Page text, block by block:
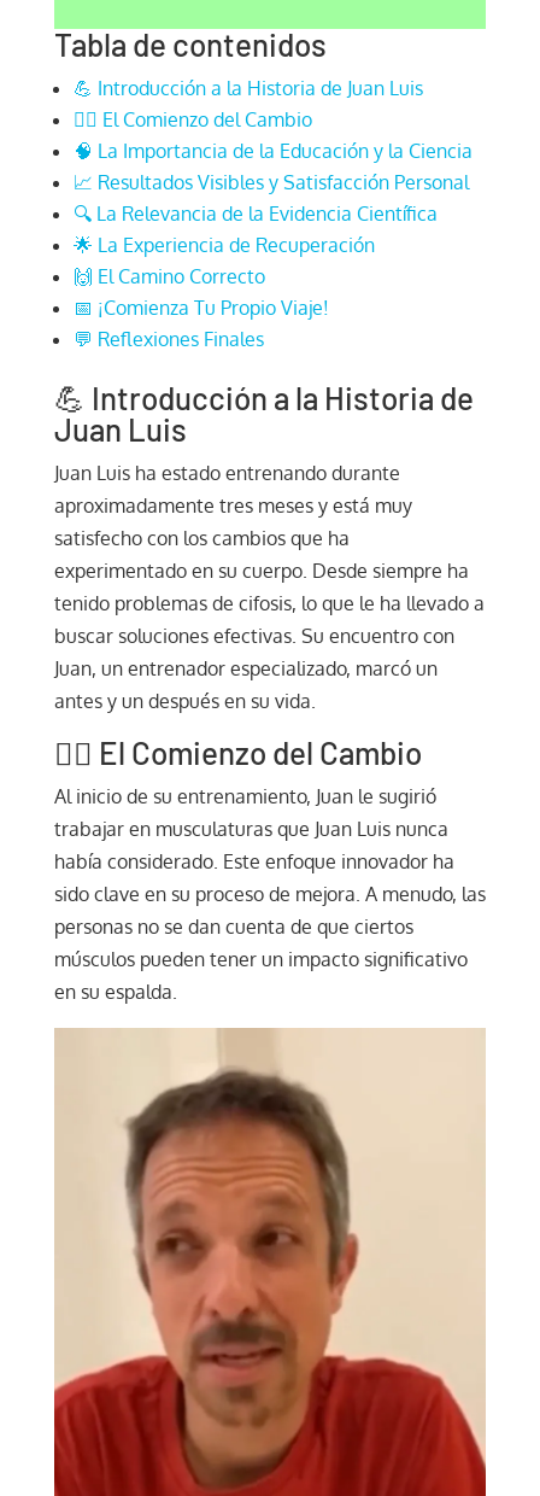
Tabla de contenidos
💪 Introducción a la Historia de Juan Luis
🏋️‍♂️ El Comienzo del Cambio
🧠 La Importancia de la Educación y la Ciencia
📈 Resultados Visibles y Satisfacción Personal
🔍 La Relevancia de la Evidencia Científica
🌟 La Experiencia de Recuperación
🙌 El Camino Correcto
📅 ¡Comienza Tu Propio Viaje!
💬 Reflexiones Finales
💪 Introducción a la Historia de
Juan Luis
Juan Luis ha estado entrenando durante
aproximadamente tres meses y está muy
satisfecho con los cambios que ha
experimentado en su cuerpo. Desde siempre ha
tenido problemas de cifosis, lo que le ha llevado a
buscar soluciones efectivas. Su encuentro con
Juan, un entrenador especializado, marcó un
antes y un después en su vida.
🏋️‍♂️ El Comienzo del Cambio
Al inicio de su entrenamiento, Juan le sugirió
trabajar en musculaturas que Juan Luis nunca
había considerado. Este enfoque innovador ha
sido clave en su proceso de mejora. A menudo, las
personas no se dan cuenta de que ciertos
músculos pueden tener un impacto significativo
en su espalda.